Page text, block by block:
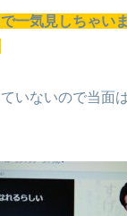
一気見しちゃい
いないので当面